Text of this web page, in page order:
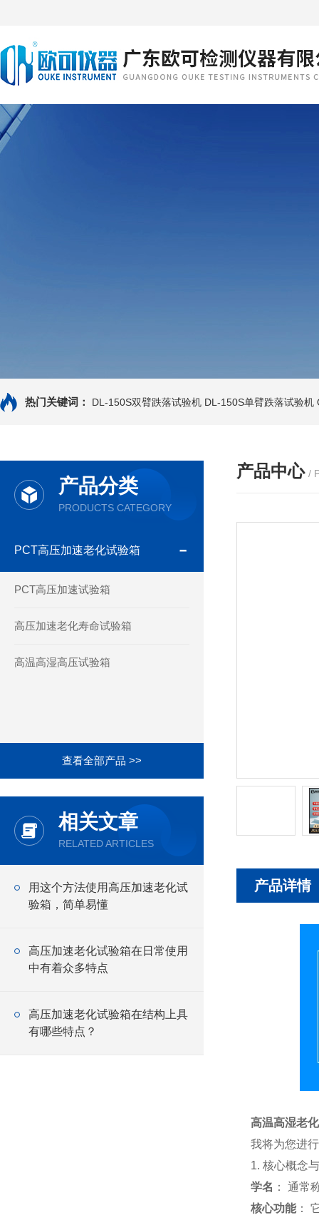
热门关键词： DL-150S双臂跌落试验机 DL-150S单臂跌落试验机
产品分类
PRODUCTS CATEGORY
PCT高压加速老化试验箱
PCT高压加速试验箱
高压加速老化寿命试验箱
高温高湿高压试验箱
查看全部产品 >>
相关文章
RELATED ARTICLES
用这个方法使用高压加速老化试
验箱，简单易懂
高压加速老化试验箱在日常使用
中有着众多特点
高压加速老化试验箱在结构上具
有哪些特点？
产品中心 /
产品详情
高温高湿老
我将为您进
1. 核心概念
学名 ： 通常
核心功能：